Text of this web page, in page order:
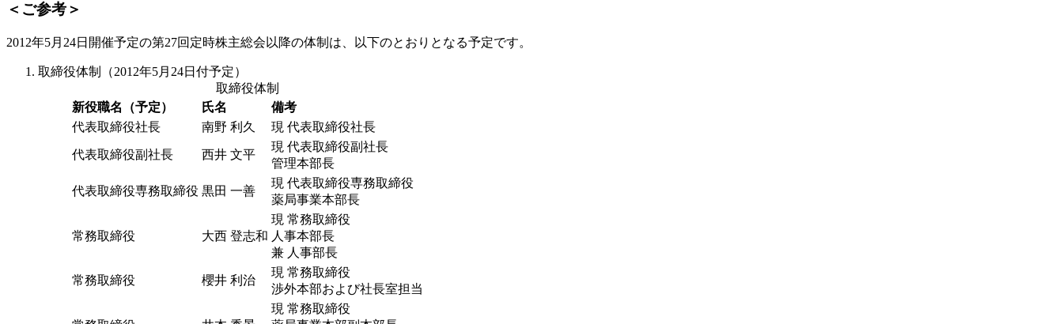
＜ご参考＞
2012年5月24日開催予定の第27回定時株主総会以降の体制は、以下のとおりとなる予定です。
取締役体制（2012年5月24日付予定）
取締役体制
新役職名（予定）
氏名
備考
代表取締役社長
南野 利久 現 代表取締役社長
代表取締役副社長 西井 文平
現 代表取締役副社長
管理本部長
代表取締役専務取締役 黒田 一善
現 代表取締役専務取締役
薬局事業本部長
常務取締役 大西 登志和
現 常務取締役
人事本部長
兼 人事部長
常務取締役 櫻井 利治
現 常務取締役
渉外本部および社長室担当
現 常務取締役